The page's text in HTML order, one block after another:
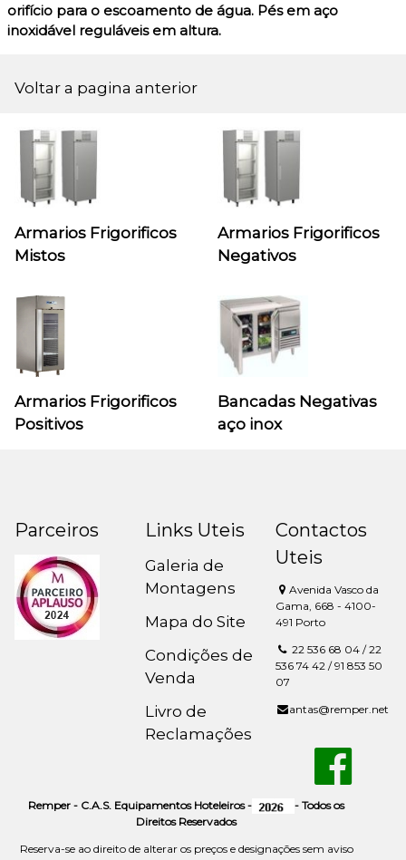
orifício para o escoamento de água. Pés em aço
inoxidável reguláveis em altura.
Voltar a pagina anterior
Armarios Frigorificos
Mistos
Armarios Frigorificos
Negativos
Armarios Frigorificos
Positivos
Bancadas Negativas
aço inox
Parceiros Links Uteis
Galeria de
Montagens
Mapa do Site
Condições de
Venda
Livro de
Reclamações
Contactos
Uteis
Avenida Vasco da
Gama, 668 - 4100-
491 Porto
22 536 68 04 / 22
536 74 42 / 91 853 50
07
antas@remper.net
Remper - C.A.S. Equipamentos Hoteleiros -
- Todos os
Direitos Reservados
Reserva-se ao direito de alterar os preços e designações sem aviso